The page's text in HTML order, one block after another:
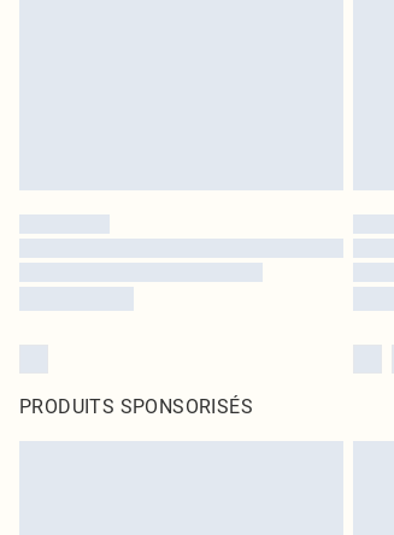
PRODUITS SPONSORISÉS